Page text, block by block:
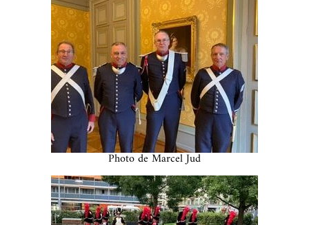
Photo de Marcel Jud